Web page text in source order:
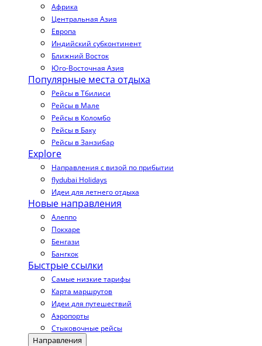
Африка
Центральная Азия
Европа
Индийский субконтинент
Ближний Восток
Юго-Восточная Азия
Популярные места отдыха
Рейсы в Тбилиси
Рейсы в Мале
Рейсы в Коломбо
Рейсы в Баку
Рейсы в Занзибар
Explore
Направления с визой по прибытии
flydubai Holidays
Идеи для летнего отдыха
Новые направления
Алеппо
Покхаре
Бенгази
Бангкок
Быстрые ссылки
Самые низкие тарифы
Карта маршрутов
Идеи для путешествий
Аэропорты
Стыковочные рейсы
Направления